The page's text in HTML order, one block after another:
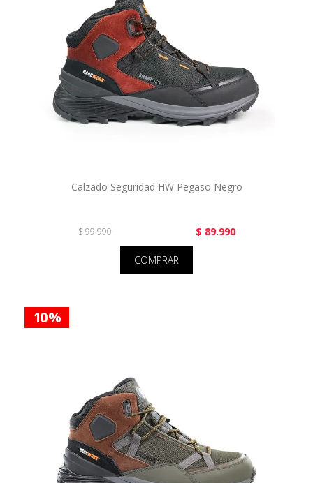
Calzado Seguridad HW Pegaso Negro
$ 99.990 $ 89.990
COMPRAR
10 %